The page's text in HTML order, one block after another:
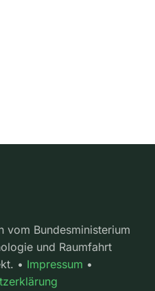
Bundesministerium
und Raumfahrt
• Impressum •